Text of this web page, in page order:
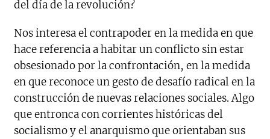
del día de la revolución?
Nos interesa el contrapoder en la medida en que
hace referencia a habitar un conflicto sin estar
obsesionado por la confrontación, en la medida
en que reconoce un gesto de desafío radical en la
construcción de nuevas relaciones sociales. Algo
que entronca con corrientes históricas del
socialismo y el anarquismo que orientaban sus